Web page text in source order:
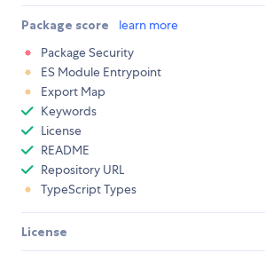
Package score learn more
Package Security
ES Module Entrypoint
Export Map
Keywords
License
README
Repository URL
TypeScript Types
License